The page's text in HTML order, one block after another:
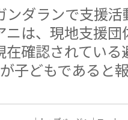
ンダランで支援
ニは、現地支援団
在確認されている
子どもであると